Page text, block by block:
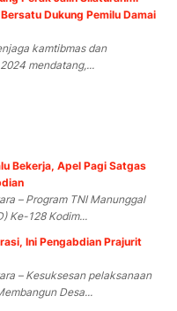
Dukung Pemilu Damai
kamtibmas dan
mendatang,...
Bekerja, Apel Pagi Satgas
– Program TNI Manunggal
Ke-128 Kodim...
Ini Pengabdian Prajurit
– Kesuksesan pelaksanaan
Desa...